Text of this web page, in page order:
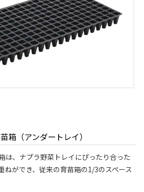
箱（アンダートレイ）
は、ナプラ野菜トレイにぴったり合った
ねができ、従来の育苗箱の1/3のスペース